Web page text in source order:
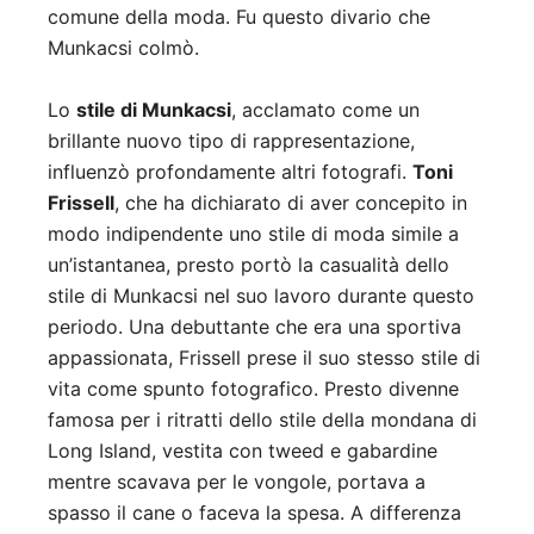
comune della moda. Fu questo divario che
Munkacsi colmò.
Lo stile di Munkacsi, acclamato come un
brillante nuovo tipo di rappresentazione,
influenzò profondamente altri fotografi. Toni
Frissell, che ha dichiarato di aver concepito in
modo indipendente uno stile di moda simile a
un’istantanea, presto portò la casualità dello
stile di Munkacsi nel suo lavoro durante questo
periodo. Una debuttante che era una sportiva
appassionata, Frissell prese il suo stesso stile di
vita come spunto fotografico. Presto divenne
famosa per i ritratti dello stile della mondana di
Long Island, vestita con tweed e gabardine
mentre scavava per le vongole, portava a
spasso il cane o faceva la spesa. A differenza